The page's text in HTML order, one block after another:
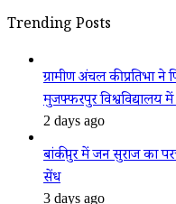
Trending Posts
ग्रामीण अंचल की प्रतिभा ने
मुजफ्फरपुर विश्वविद्यालय
2 days ago
बांकीपुर में जन सुराज का
सेंध
3 days ago